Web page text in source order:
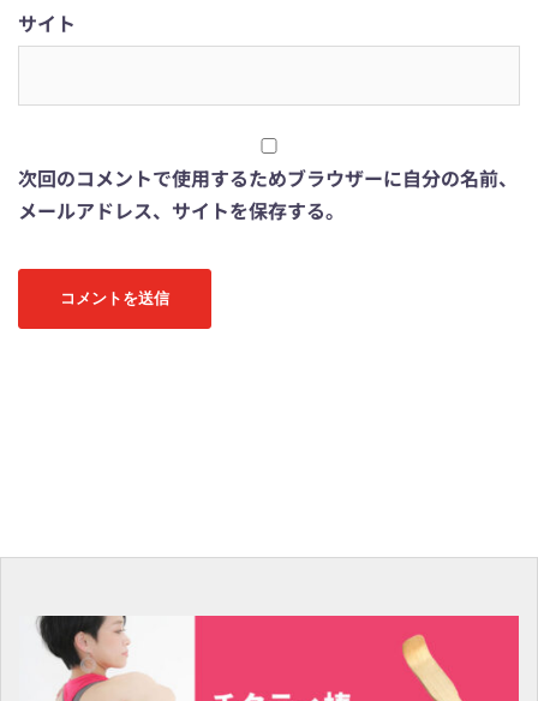
サイト
次回のコメントで使用するためブラウザーに自分の名前、
メールアドレス、サイトを保存する。